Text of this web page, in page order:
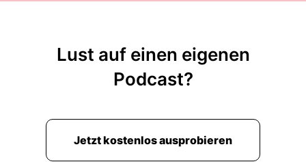
Lust auf einen eigenen
Podcast?
Jetzt kostenlos ausprobieren